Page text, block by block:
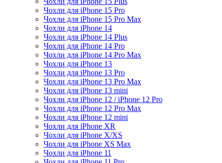
Чохли для iPhone 15 Pro
Чохли для iPhone 15 Pro Max
Чохли для iPhone 14
Чохли для iPhone 14 Plus
Чохли для iPhone 14 Pro
Чохли для iPhone 14 Pro Max
Чохли для iPhone 13
Чохли для iPhone 13 Pro
Чохли для iPhone 13 Pro Max
Чохли для iPhone 13 mini
Чохли для iPhone 12 / iPhone 12 Pro
Чохли для iPhone 12 Pro Max
Чохли для iPhone 12 mini
Чохли для iPhone XR
Чохли для iPhone X/XS
Чохли для iPhone XS Max
Чохли для iPhone 11